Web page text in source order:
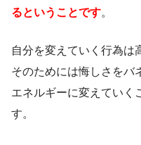
るということです。
自分を変えていく行為は
そのためには悔しさをバ
エネルギーに変えていく
す。